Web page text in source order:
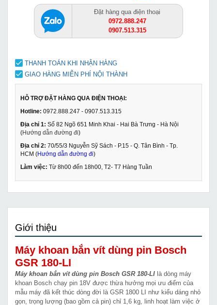
Đặt hàng qua điện thoại
0972.888.247
0907.513.315
THANH TOÁN KHI NHẬN HÀNG
GIAO HÀNG MIỄN PHÍ NỘI THÀNH
HỖ TRỢ ĐẶT HÀNG QUA ĐIỆN THOẠI:
Hotline: 0972.888.247 - 0907.513.315
Địa chỉ 1: Số 82 Ngõ 651 Minh Khai - Hai Bà Trưng - Hà Nội
(Hướng dẫn đường đi)
Địa chỉ 2: 70/55/3 Nguyễn Sỹ Sách - P.15 - Q. Tân Bình - Tp.
HCM (Hướng dẫn đường đi)
Làm việc: Từ 8h00 đến 18h00, T2- T7 Hàng Tuần
Giới thiệu
Máy khoan bắn vít dùng pin Bosch
GSR 180-LI
Máy khoan bắn vít dùng pin Bosch GSR 180-LI là dòng máy
khoan Bosch chạy pin 18V được thừa hưởng mọi ưu điểm của
mẫu máy đã kết thúc dòng đời là GSR 1800 LI như kiểu dáng nhỏ
gọn, trọng lượng (bao gồm cả pin) chỉ 1,6 kg, linh hoạt làm việc ở